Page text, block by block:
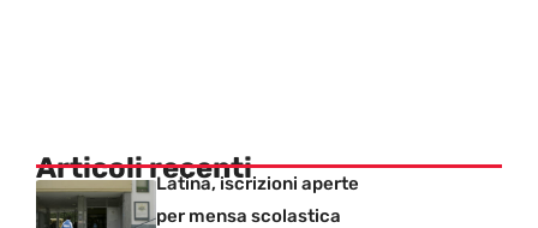
Articoli recentiLatina, iscrizioni aperte
per mensa scolastica